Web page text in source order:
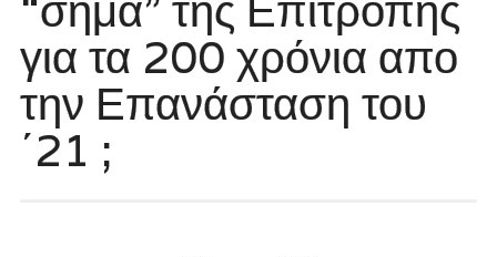
για τα 200 χρόνια απο
την Επανάσταση του
΄21 ;